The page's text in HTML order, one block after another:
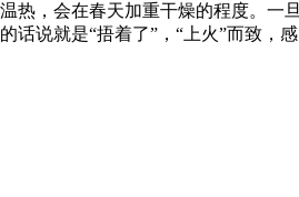
热，会在春天加重干燥的程度。一
话说就是“捂着了”，“上火”而致，